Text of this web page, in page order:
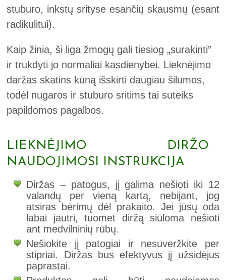
stuburo, inkstų srityse esančių skausmų (esant
radikulitui).
Kaip žinia, ši liga žmogų gali tiesiog „surakinti”
ir trukdyti jo normaliai kasdienybei. Lieknėjimo
daržas skatins kūną išskirti daugiau šilumos,
todėl nugaros ir stuburo sritims tai suteiks
papildomos pagalbos.
LIEKNĖJIMO DIRŽO
NAUDOJIMOSI INSTRUKCIJA
Diržas – patogus, jį galima nešioti iki 12
valandų per vieną kartą, nebijant, jog
atsiras bėrimų dėl prakaito. Jei jūsų oda
labai jautri, tuomet diržą siūloma nešioti
ant medvilninių rūbų.
Nešiokite jį patogiai ir nesuveržkite per
stipriai. Diržas bus efektyvus jį užsidėjus
paprastai.